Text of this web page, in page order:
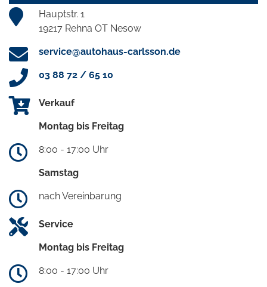
Hauptstr. 1
19217 Rehna OT Nesow
service@autohaus-carlsson.de
03 88 72 / 65 10
Verkauf
Montag bis Freitag
8:00 - 17:00 Uhr
Samstag
nach Vereinbarung
Service
Montag bis Freitag
8:00 - 17:00 Uhr